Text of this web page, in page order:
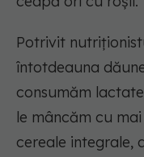
Potrivit
întotdeauna
consumăm
le mâncăm cu
cereale integrale,